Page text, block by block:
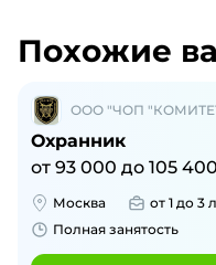
Похожие
ООО "ЧОП
Охранник
от 93 000 до 105 400
Москва от 1 до 3
Полная занятость